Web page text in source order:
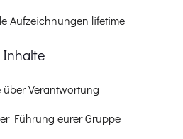
Aufzeichnungen lifetime
Inhalte
über Verantwortung
Führung eurer Gruppe